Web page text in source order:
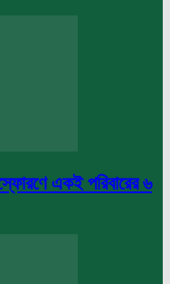
একই পরিবারের ৬